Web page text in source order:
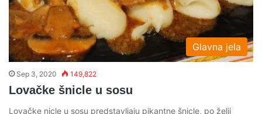
Glavna jela
Sep 3, 2020 149,822
Lovačke šnicle u sosu
Lovačke nicle u sosu predstavljaju pikantne šnicle, po želji